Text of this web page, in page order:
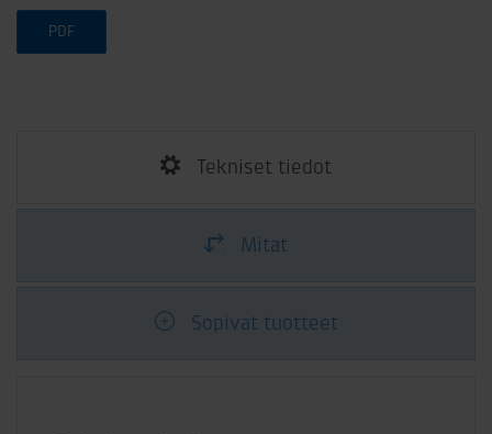
PDF
Tekniset tiedot
Mitat
Sopivat tuotteet